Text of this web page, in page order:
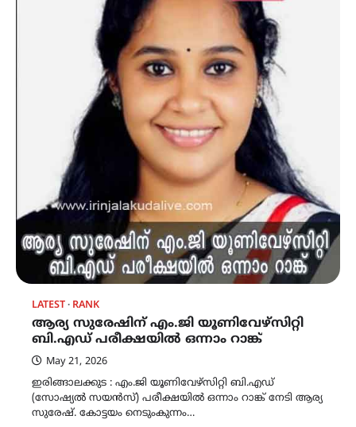
LATEST RANK
ആര്യ സുരേഷിന് എം.ജി യൂണിവേഴ്സിറ്റി
ബി.എഡ് പരീക്ഷയിൽ ഒന്നാം റാങ്ക്
May 21, 2026
ഇരിങ്ങാലക്കുട : എം.ജി യൂണിവേഴ്സിറ്റി ബി.എഡ്
(സോഷ്യൽ സയൻസ്) പരീക്ഷയിൽ ഒന്നാം റാങ്ക് നേടി ആര്യ
സുരേഷ്. കോട്ടയം നെടുംകുന്നം…